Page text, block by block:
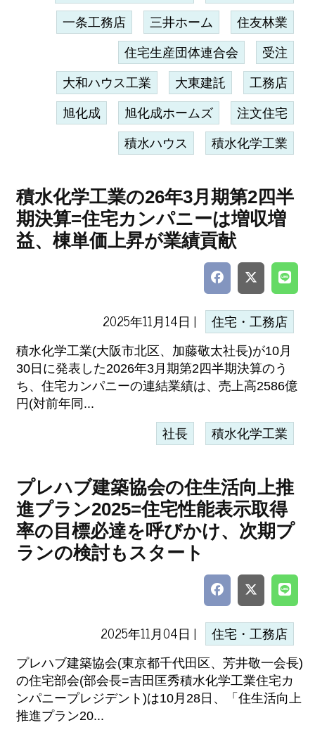
一条工務店 三井ホーム 住友林業
住宅生産団体連合会 受注
大和ハウス工業 大東建託 工務店
旭化成 旭化成ホームズ 注文住宅
積水ハウス 積水化学工業
積水化学工業の26年3月期第2四半
期決算=住宅カンパニーは増収増
益、棟単価上昇が業績貢献
2025年11月14日 | 住宅・工務店
積水化学工業(大阪市北区、加藤敬太社長)が10月
30日に発表した2026年3月期第2四半期決算のう
ち、住宅カンパニーの連結業績は、売上高2586億
円(対前年同...
社長 積水化学工業
プレハブ建築協会の住生活向上推
進プラン2025=住宅性能表示取得
率の目標必達を呼びかけ、次期プ
ランの検討もスタート
2025年11月04日 | 住宅・工務店
プレハブ建築協会(東京都千代田区、芳井敬一会長)
の住宅部会(部会長=吉田匡秀積水化学工業住宅カ
ンパニープレジデント)は10月28日、「住生活向上
推進プラン20...